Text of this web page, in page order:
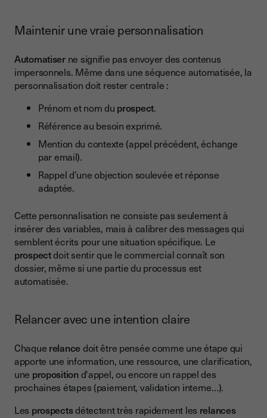
Maintenir une vraie personnalisation
Automatiserne signifie pas envoyer des contenus
impersonnels. Même dans une séquence automatisée, la
personnalisation doit rester centrale :
Prénom et nom du prospect.
Référence au besoin exprimé.
Mention du contexte (appel précédent, échange
par email).
Rappel d'une objection soulevée et réponse
adaptée.
Cette personnalisation ne consiste pas seulement à
insérer des variables, mais à calibrer des messages qui
semblent écrits pour une situation spécifique. Le
prospectdoit sentir que le commercial connaît son
dossier, même si une partie du processus est
automatisée.
Relancer avec une intention claire
Chaque relancedoit être pensée comme une étape qui
apporte une information, une ressource, une clarification,
une propositiond'appel, ou encore un rappel des
prochaines étapes (paiement, validation interne…).
Les prospectsdétectent très rapidement les relances